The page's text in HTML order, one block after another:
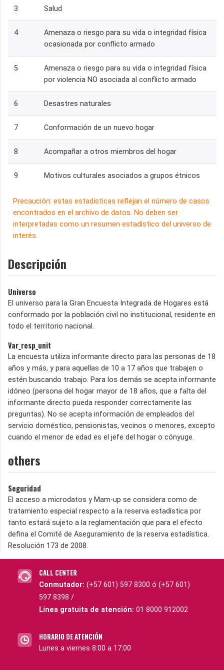
3 Salud
4
Amenaza o riesgo para su vida o integridad física
ocasionada por conflicto armado
5
Amenaza o riesgo para su vida o integridad física
por violencia NO asociada al conflicto armado
6 Desastres naturales
7 Conformación de un nuevo hogar
8 Acompañar a otros miembros del hogar
9 Motivos culturales asociados a grupos étnicos
Precaución: estas estadísticas reflejan el número de casos
encontrados en el archivo de datos. No deben ser
interpretadas como un resumen estadístico del universo de
interés.
Descripción
Universo
El universo para la Gran Encuesta Integrada de Hogares está
conformado por la población civil no institucional, residente en
todo el territorio nacional.
Var_resp_unit
La encuesta utiliza informante directo para las personas de 18
años y más, y para aquellas de 10 a 17 años que trabajen o
estén buscando trabajo. Para los demás se acepta informante
idóneo (persona del hogar mayor de 18 años, que a falta del
informante directo pueda responder correctamente las
preguntas). No se acepta información de empleados del
servicio doméstico, pensionistas, vecinos o menores, excepto
cuando el menor de edad es el jefe del hogar o cónyuge.
others
Seguridad
El acceso a microdatos y Mam-up se considera como de
tratamiento especial respecto a la reserva estadística por
tanto estará sujeto a la reglamentación que para el efecto
defina el Comité de Aseguramiento de la reserva estadística.
Resolución 173 de 2008.
CALL CENTER
Conmutador: (+57 601) 597 8300 ó (+57 601)
597 8398 /
Línea gratuita de atención: 01 8000 912002
HORARIO DE ATENCIÓN
Lunes a viernes 8:00 a 17:00